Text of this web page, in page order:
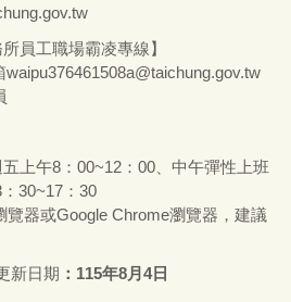
員工職場霸凌專線】
waipu376461508a@taichung.gov.tw
上午8：00~12：00、中午彈性上班
30~17：30
覽器或Google Chrome瀏覽器，建議
新日期 115年8月4日